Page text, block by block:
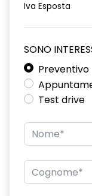
Distance warning
Driver display con
Eco Mode
compatibile 2G/
Firma luminosa
HARM03
Iva Esposta
SONO
Preventivo
Test drive